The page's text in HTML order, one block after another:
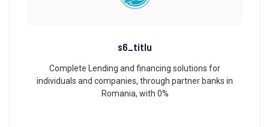
s6_titlu
Complete Lending and financing solutions for
individuals and companies, through partner banks in
Romania, with 0%